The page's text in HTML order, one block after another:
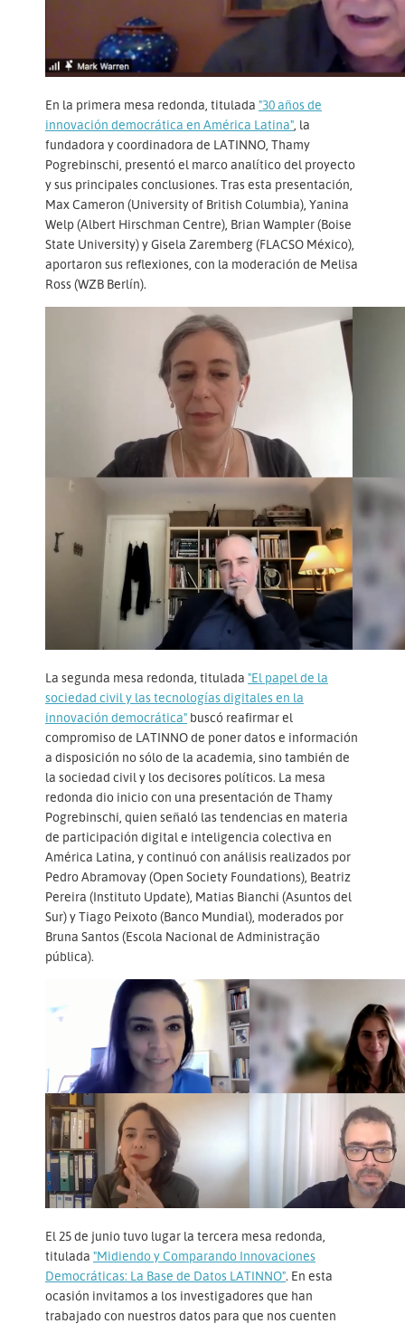
En la primera mesa redonda, titulada "30 años de
innovación democrática en América Latina" , la
fundadora y coordinadora de LATINNO, Thamy
Pogrebinschi, presentó el marco analítico del proyecto
y sus principales conclusiones. Tras esta presentación,
Max Cameron (University of British Columbia), Yanina
Welp (Albert Hirschman Centre), Brian Wampler (Boise
State University) y Gisela Zaremberg (FLACSO México),
aportaron sus reflexiones, con la moderación de Melisa
Ross (WZB Berlín).
La segunda mesa redonda, titulada "El papel de la
sociedad civil y las tecnologías digitales en la
innovación democrática" buscó reafirmar el
compromiso de LATINNO de poner datos e información
a disposición no sólo de la academia, sino también de
la sociedad civil y los decisores políticos. La mesa
redonda dio inicio con una presentación de Thamy
Pogrebinschi, quien señaló las tendencias en materia
de participación digital e inteligencia colectiva en
América Latina, y continuó con análisis realizados por
Pedro Abramovay (Open Society Foundations), Beatriz
Pereira (Instituto Update), Matias Bianchi (Asuntos del
Sur) y Tiago Peixoto (Banco Mundial), moderados por
Bruna Santos (Escola Nacional de Administração
pública).
El 25 de junio tuvo lugar la tercera mesa redonda,
titulada "Midiendo y Comparando Innovaciones
Democráticas: La Base de Datos LATINNO". En esta
ocasión invitamos a los investigadores que han
trabajado con nuestros datos para que nos cuenten